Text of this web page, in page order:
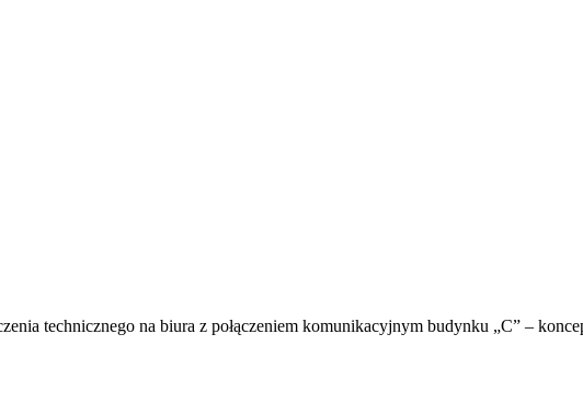
technicznego na biura z połączeniem komunikacyjnym budynku „C” –